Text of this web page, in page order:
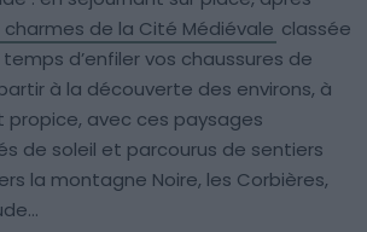
charmes de la Cité Médiévale classée
temps d’enfiler vos chaussures de
à la découverte des environs, à
propice, avec ces paysages
de soleil et parcourus de sentiers
la montagne Noire, les Corbières,